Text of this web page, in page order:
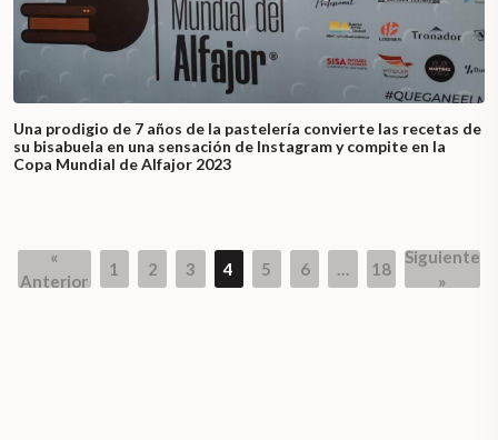
Una prodigio de 7 años de la pastelería convierte las recetas de
su bisabuela en una sensación de Instagram y compite en la
Copa Mundial de Alfajor 2023
«
Anterior
Page
1
Page
2
Page
3
Page
4
Page
5
Page
6 …
Page
18
Siguiente
»